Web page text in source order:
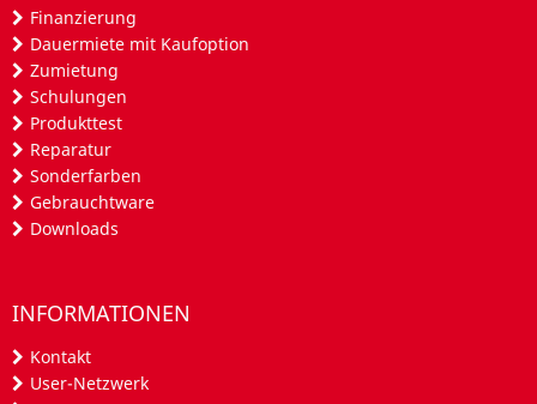
Finanzierung
Dauermiete mit Kaufoption
Zumietung
Schulungen
Produkttest
Reparatur
Sonderfarben
Gebrauchtware
Downloads
INFORMATIONEN
Kontakt
User-Netzwerk